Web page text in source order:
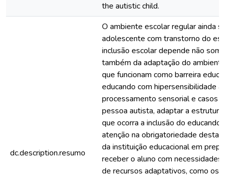
the autistic child.
dc.description.resumo
O ambiente escolar regular ainda
adolescente com transtorno do
inclusão escolar depende não
também da adaptação do
que funcionam como barreira
educando com hipersensibilidade
processamento sensorial e casos
pessoa autista, adaptar a
que ocorra a inclusão do
atenção na obrigatoriedade desta
da instituição educacional em
receber o aluno com
de recursos adaptativos, como os